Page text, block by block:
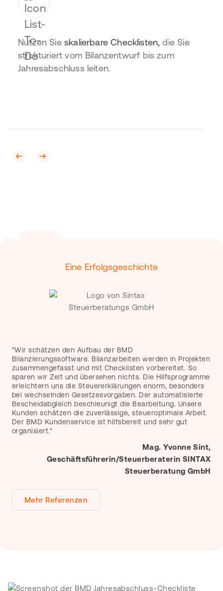
Nutzen Sie skalierbare Checklisten, die Sie
strukturiert vom Bilanzentwurf bis zum
Jahresabschluss leiten.
Eine Erfolgsgeschichte
"Wir schätzen den Aufbau der BMD
Bilanzierungssoftware. Bilanzarbeiten werden in Projekten
zusammengefasst und mit Checklisten vorbereitet. So
sparen wir Zeit und übersehen nichts. Die Hilfsprogramme
erleichtern uns die Steuererklärungen enorm, besonders
bei wechselnden Gesetzesvorgaben. Der automatisierte
Bescheidabgleich beschleunigt die Bearbeitung. Unsere
Kunden schätzen die zuverlässige, steueroptimale Arbeit.
Der BMD Kundenservice ist hilfsbereit und sehr gut
organisiert."
Mag. Yvonne Sint,
Geschäftsführerin/Steuerberaterin SINTAX
Steuerberatung GmbH
Mehr Referenzen